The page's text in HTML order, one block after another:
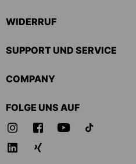
WIDERRUF
SUPPORT UND SERVICE
COMPANY
FOLGE UNS AUF